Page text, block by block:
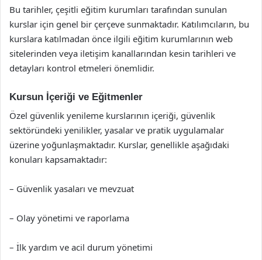
Bu tarihler, çeşitli eğitim kurumları tarafından sunulan
kurslar için genel bir çerçeve sunmaktadır. Katılımcıların, bu
kurslara katılmadan önce ilgili eğitim kurumlarının web
sitelerinden veya iletişim kanallarından kesin tarihleri ve
detayları kontrol etmeleri önemlidir.
Kursun İçeriği ve Eğitmenler
Özel güvenlik yenileme kurslarının içeriği, güvenlik
sektöründeki yenilikler, yasalar ve pratik uygulamalar
üzerine yoğunlaşmaktadır. Kurslar, genellikle aşağıdaki
konuları kapsamaktadır:
– Güvenlik yasaları ve mevzuat
– Olay yönetimi ve raporlama
– İlk yardım ve acil durum yönetimi